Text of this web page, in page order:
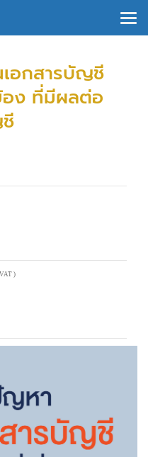
อกสารบัญชี
อง ที่มีผลต่อ
)
×